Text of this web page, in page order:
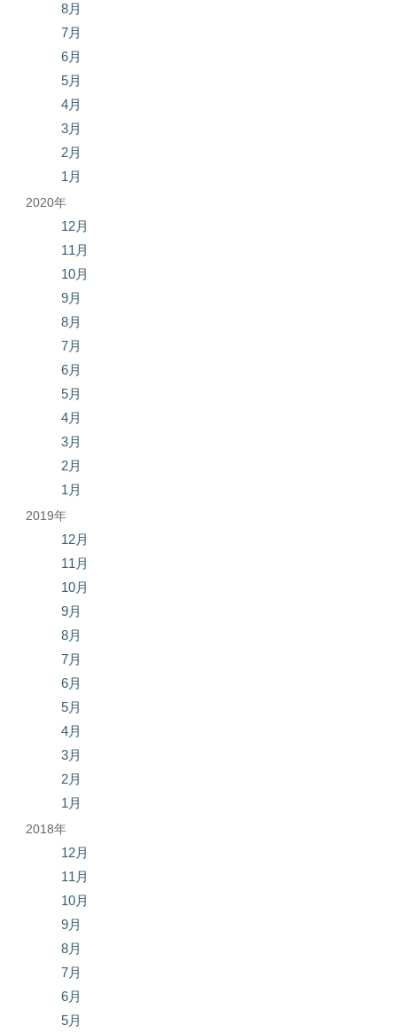
8月
7月
6月
5月
4月
3月
2月
1月
2020年
12月
11月
10月
9月
8月
7月
6月
5月
4月
3月
2月
1月
2019年
12月
11月
10月
9月
8月
7月
6月
5月
4月
3月
2月
1月
2018年
12月
11月
10月
9月
8月
7月
6月
5月